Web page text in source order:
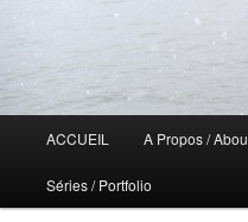
principal
ACCUEIL A Propos /
Séries / Portfolio